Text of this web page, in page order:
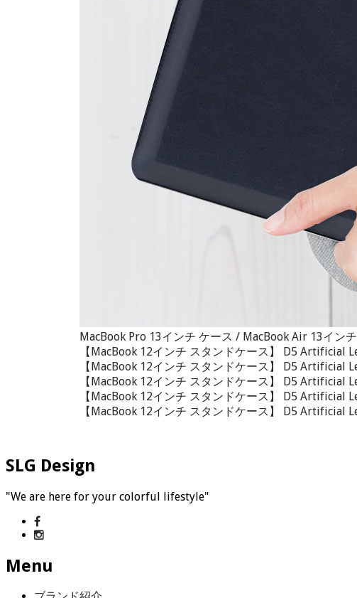
MacBook Pro 13インチ ケース / MacBook Air 13イン
【MacBook 12インチ スタンドケース】 D5 Artificial
【MacBook 12インチ スタンドケース】 D5 Artificial
【MacBook 12インチ スタンドケース】 D5 Artificial
【MacBook 12インチ スタンドケース】 D5 Artificial
【MacBook 12インチ スタンドケース】 D5 Artificial
SLG Design
"We are here for your colorful lifestyle"
Menu